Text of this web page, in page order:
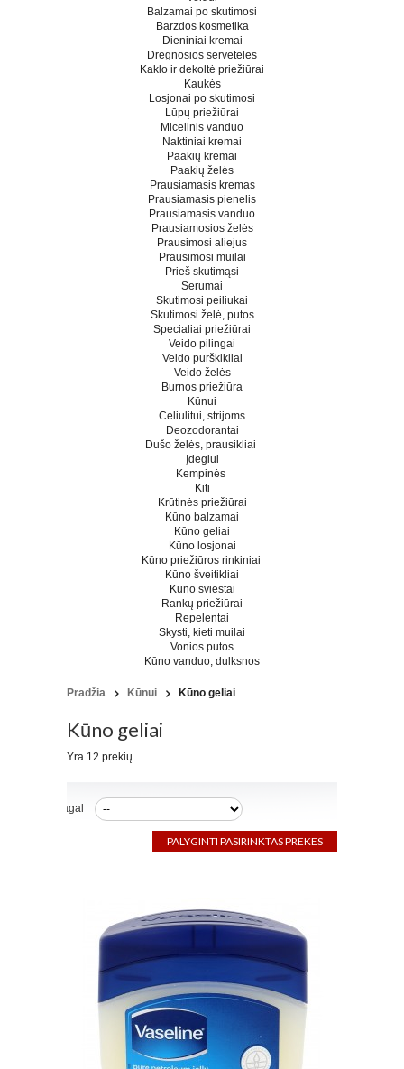
Balzamai po skutimosi
Barzdos kosmetika
Dieniniai kremai
Drėgnosios servetėlės
Kaklo ir dekoltė priežiūrai
Kaukės
Losjonai po skutimosi
Lūpų priežiūrai
Micelinis vanduo
Naktiniai kremai
Paakių kremai
Paakių želės
Prausiamasis kremas
Prausiamasis pienelis
Prausiamasis vanduo
Prausiamosios želės
Prausimosi aliejus
Prausimosi muilai
Prieš skutimąsi
Serumai
Skutimosi peiliukai
Skutimosi želė, putos
Specialiai priežiūrai
Veido pilingai
Veido purškikliai
Veido želės
Burnos priežiūra
Kūnui
Celiulitui, strijoms
Deozodorantai
Dušo želės, prausikliai
Įdegiui
Kempinės
Kiti
Krūtinės priežiūrai
Kūno balzamai
Kūno geliai
Kūno losjonai
Kūno priežiūros rinkiniai
Kūno šveitikliai
Kūno sviestai
Rankų priežiūrai
Repelentai
Skysti, kieti muilai
Vonios putos
Kūno vanduo, dulksnos
Pradžia Kūnui Kūno geliai
Kūno geliai
Yra 12 prekių.
Rūšiuoti pagal